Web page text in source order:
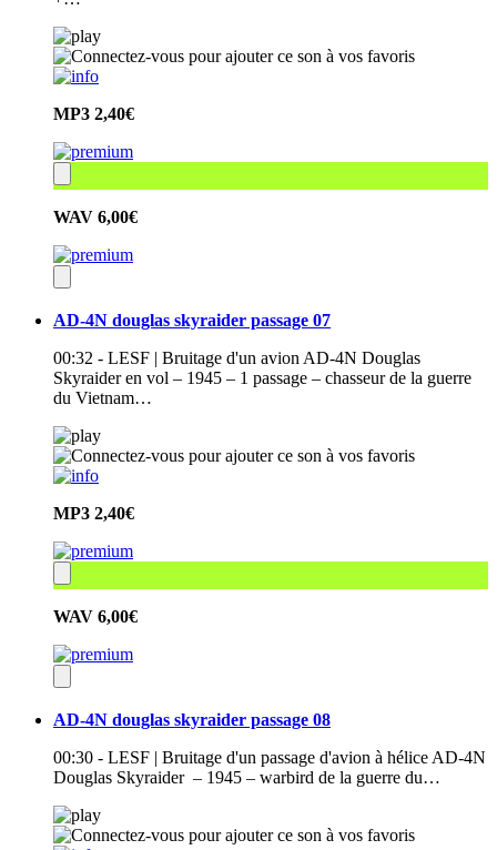
MP3 2,40€
WAV 6,00€
AD-4N douglas skyraider passage 07
00:32 - LESF | Bruitage d'un avion AD-4N Douglas
Skyraider en vol – 1945 – 1 passage – chasseur de la guerre
du Vietnam…
MP3 2,40€
WAV 6,00€
AD-4N douglas skyraider passage 08
00:30 - LESF | Bruitage d'un passage d'avion à hélice AD-4N
Douglas Skyraider – 1945 – warbird de la guerre du…